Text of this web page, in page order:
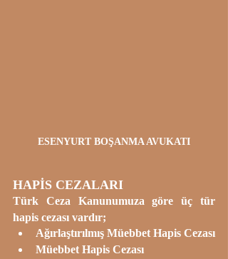
ESENYURT BOŞANMA AVUKATI
HAPİS CEZALARI
Türk Ceza Kanunumuza göre üç tür
hapis cezası vardır;
Ağırlaştırılmış Müebbet Hapis Cezası
Müebbet Hapis Cezası